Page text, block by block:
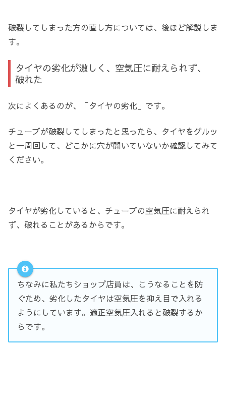
破裂してしまった方の直し方については、後ほど解説しま
す。
タイヤの劣化が激しく、空気圧に耐えられず、
破れた
次によくあるのが、「タイヤの劣化」です。
チューブが破裂してしまったと思ったら、タイヤをグルッ
と一周回して、どこかに穴が開いていないか確認してみて
ください。
タイヤが劣化していると、チューブの空気圧に耐えられ
ず、破れることがあるからです。
ちなみに私たちショップ店員は、こうなることを防
ぐため、劣化したタイヤは空気圧を抑え目で入れる
ようにしています。適正空気圧入れると破裂するか
らです。